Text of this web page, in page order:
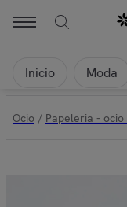
Inicio Moda
Ocio / Papeleria -